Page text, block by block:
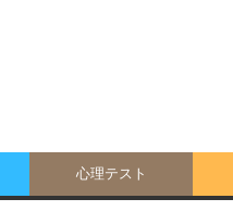
心理テスト